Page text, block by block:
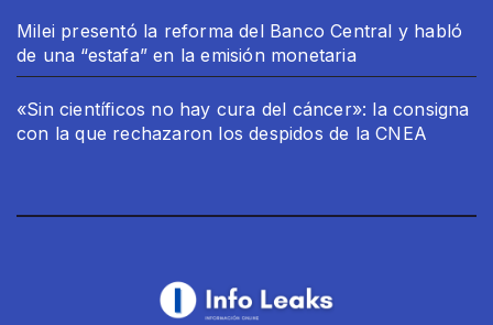
Milei presentó la reforma del Banco Central y habló
de una “estafa” en la emisión monetaria
«Sin científicos no hay cura del cáncer»: la consigna
con la que rechazaron los despidos de la CNEA